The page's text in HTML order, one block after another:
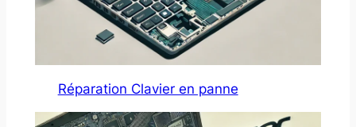
Réparation Clavier en panne